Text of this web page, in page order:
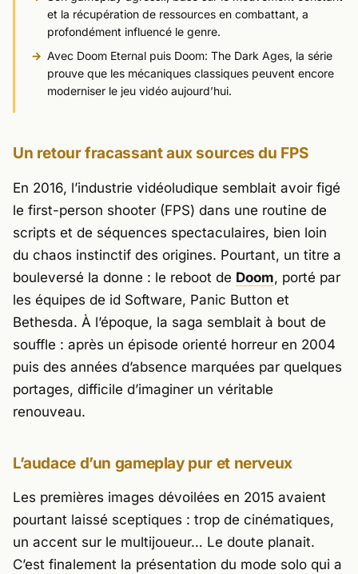
et la récupération de ressources en combattant, a
profondément influencé le genre.
Avec Doom Eternal puis Doom: The Dark Ages, la série
prouve que les mécaniques classiques peuvent encore
moderniser le jeu vidéo aujourd’hui.
Un retour fracassant aux sources du FPS
En 2016, l’industrie vidéoludique semblait avoir figé
le first-person shooter (FPS) dans une routine de
scripts et de séquences spectaculaires, bien loin
du chaos instinctif des origines. Pourtant, un titre a
bouleversé la donne : le reboot de Doom, porté par
les équipes de id Software, Panic Button et
Bethesda. À l’époque, la saga semblait à bout de
souffle : après un épisode orienté horreur en 2004
puis des années d’absence marquées par quelques
portages, difficile d’imaginer un véritable
renouveau.
L’audace d’un gameplay pur et nerveux
Les premières images dévoilées en 2015 avaient
pourtant laissé sceptiques : trop de cinématiques,
un accent sur le multijoueur… Le doute planait.
C’est finalement la présentation du mode solo qui a